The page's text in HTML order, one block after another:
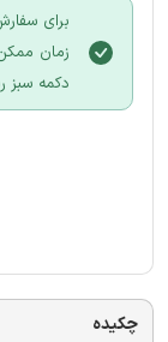
برای
زمان
دکمه سبز
چکیده